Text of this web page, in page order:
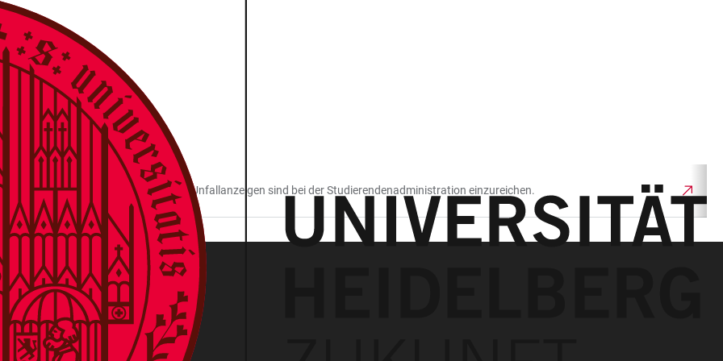
sind gesetzlich Unfallversichert. Unfallanzeigen sind bei der Studierendenadministration einzureichen.